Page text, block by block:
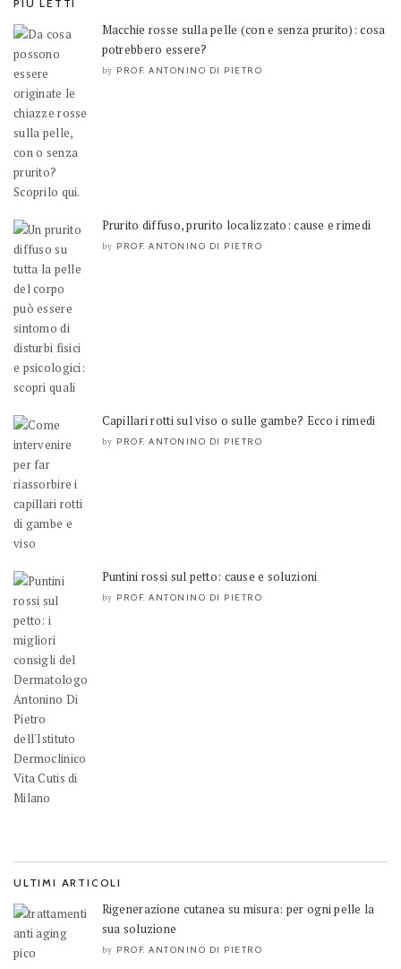
PIÙ LETTI
Macchie rosse sulla pelle (con e senza prurito): cosa
potrebbero essere?
by PROF. ANTONINO DI PIETRO
Prurito diffuso, prurito localizzato: cause e rimedi
by PROF. ANTONINO DI PIETRO
Capillari rotti sul viso o sulle gambe? Ecco i rimedi
by PROF. ANTONINO DI PIETRO
Puntini rossi sul petto: cause e soluzioni
by PROF. ANTONINO DI PIETRO
ULTIMI ARTICOLI
Rigenerazione cutanea su misura: per ogni pelle la
sua soluzione
by PROF. ANTONINO DI PIETRO